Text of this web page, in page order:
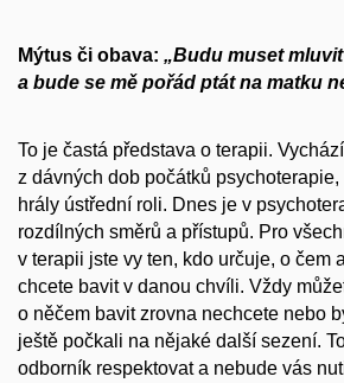
Mýtus či obava: „Budu muset
a bude se mě pořád ptát na matku
To je častá představa o terapii.
z dávných dob počátků
hrály ústřední roli. Dnes je v
rozdílných směrů a přístupů. Pro
v terapii jste vy ten, kdo určuje, o čem
chcete bavit v danou chvíli. Vždy
o něčem bavit zrovna nechcete nebo
ještě počkali na nějaké další sezení.
odborník respektovat a nebude vás